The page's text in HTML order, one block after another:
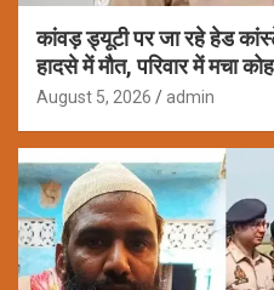
कांवड़ ड्यूटी पर जा रहे हेड
हादसे में मौत, परिवार में मचा
August 5, 2026 admin